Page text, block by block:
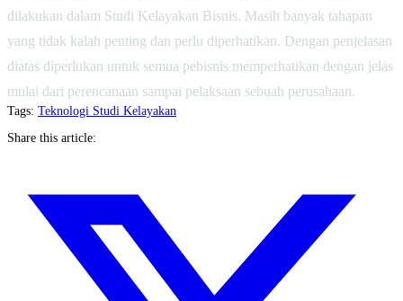
dilakukan dalam Studi Kelayakan Bisnis. Masih banyak tahapan
yang tidak kalah penting dan perlu diperhatikan. Dengan penjelasan
diatas diperlukan untuk semua pebisnis memperhatikan dengan jelas
mulai dari perencanaan sampai pelaksaan sebuah perusahaan.
Tags: Teknologi Studi Kelayakan
Share this article: